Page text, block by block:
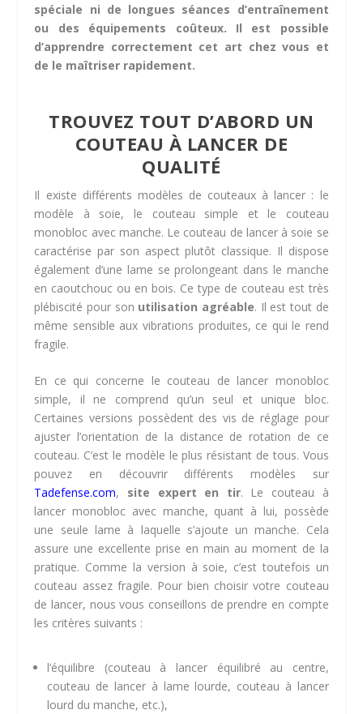
spéciale ni de longues séances d’entraînement
ou des équipements coûteux. Il est possible
d’apprendre correctement cet art chez vous et
de le maîtriser rapidement.
TROUVEZ TOUT D’ABORD UN
COUTEAU À LANCER DE
QUALITÉ
Il existe différents modèles de couteaux à lancer : le
modèle à soie, le couteau simple et le couteau
monobloc avec manche. Le couteau de lancer à soie se
caractérise par son aspect plutôt classique. Il dispose
également d’une lame se prolongeant dans le manche
en caoutchouc ou en bois. Ce type de couteau est très
plébiscité pour son utilisation agréable. Il est tout de
même sensible aux vibrations produites, ce qui le rend
fragile.
En ce qui concerne le couteau de lancer monobloc
simple, il ne comprend qu’un seul et unique bloc.
Certaines versions possèdent des vis de réglage pour
ajuster l’orientation de la distance de rotation de ce
couteau. C’est le modèle le plus résistant de tous. Vous
pouvez en découvrir différents modèles sur
Tadefense.com, site expert en tir. Le couteau à
lancer monobloc avec manche, quant à lui, possède
une seule lame à laquelle s’ajoute un manche. Cela
assure une excellente prise en main au moment de la
pratique. Comme la version à soie, c’est toutefois un
couteau assez fragile. Pour bien choisir votre couteau
de lancer, nous vous conseillons de prendre en compte
les critères suivants :
l’équilibre (couteau à lancer équilibré au centre,
couteau de lancer à lame lourde, couteau à lancer
lourd du manche, etc.),